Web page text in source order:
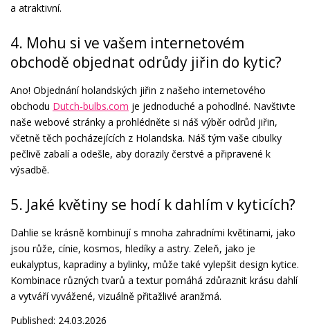
a atraktivní.
4. Mohu si ve vašem internetovém
obchodě objednat odrůdy jiřin do kytic?
Ano! Objednání holandských jiřin z našeho internetového
obchodu Dutch-bulbs.com je jednoduché a pohodlné. Navštivte
naše webové stránky a prohlédněte si náš výběr odrůd jiřin,
včetně těch pocházejících z Holandska. Náš tým vaše cibulky
pečlivě zabalí a odešle, aby dorazily čerstvé a připravené k
výsadbě.
5. Jaké květiny se hodí k dahlím v kyticích?
Dahlie se krásně kombinují s mnoha zahradními květinami, jako
jsou růže, cínie, kosmos, hledíky a astry. Zeleň, jako je
eukalyptus, kapradiny a bylinky, může také vylepšit design kytice.
Kombinace různých tvarů a textur pomáhá zdůraznit krásu dahlí
a vytváří vyvážené, vizuálně přitažlivé aranžmá.
Published: 24.03.2026